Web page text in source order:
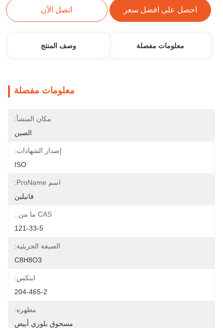
احصل على افضل سعر اتصل الآن
معلومات مفصلة وصف المنتج
معلومات مفصلة
مكان المنشأ:
الصين
إصدار الشهادات:
ISO
اسم ProName:
فانيلين
CAS ما من.:
121-33-5
الصيغة الجزيئية:
C8H8O3
اينكس:
204-465-2
مظهره:
مسحوق بلوري أبيض